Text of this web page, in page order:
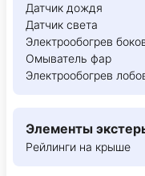
Датчик дождя
Датчик света
Электрообогрев
Омыватель фар
Электрообогрев
Элементы
Рейлинги на крыше